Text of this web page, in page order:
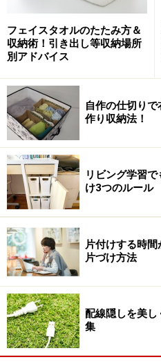
フェイスタオルのたたみ方＆
収納術！引き出し等収納場所
別アドバイス
自作の仕切り
作り収納法！
リビング学習
け3つのルール
片付けする時
片づけ方法
配線隠しを美し
集